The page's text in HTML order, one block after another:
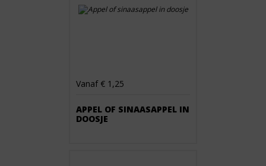
Vanaf € 1,25
APPEL OF SINAASAPPEL IN
DOOSJE